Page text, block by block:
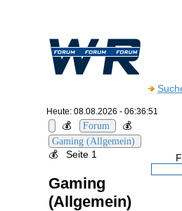
Heute: 08.08.2026 - 06:36:51
💰 Forum 💰
Gaming (Allgemein)
💰 Seite 1
Gaming
(Allgemein)